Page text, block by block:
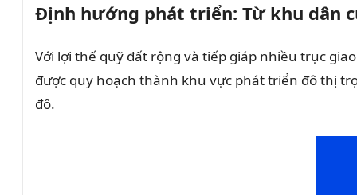
Định hướng phát triển: Từ khu dân
Với lợi thế quỹ đất rộng và tiếp giáp nhiều trục
được quy hoạch thành khu vực phát triển đô thị
đô.